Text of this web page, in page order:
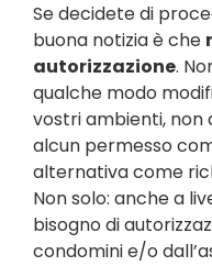
Se decidete di
buona notizia è che
autorizzazione.
qualche modo
vostri ambienti,
alcun permesso
alternativa come
Non solo: anche a
bisogno di
condomini e/o